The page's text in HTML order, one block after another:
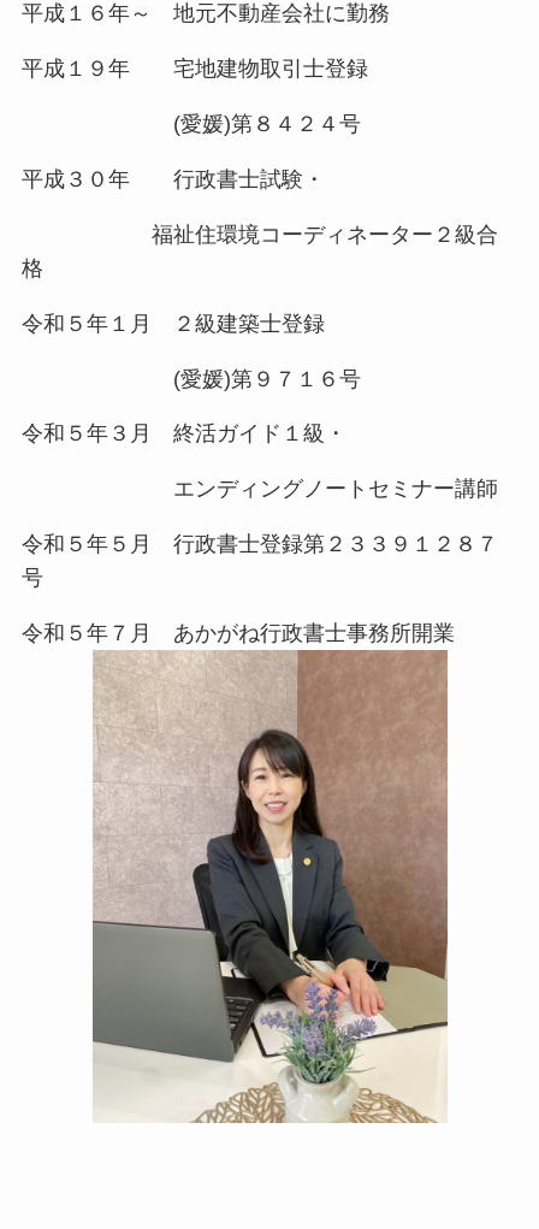
平成１６年～ 地元不動産会社に勤務
平成１９年 宅地建物取引士登録
(愛媛)第８４２４号
平成３０年 行政書士試験・
福祉住環境コーディネーター２級合
格
令和５年１月 ２級建築士登録
(愛媛)第９７１６号
令和５年３月 終活ガイド１級・
エンディングノートセミナー講師
令和５年５月 行政書士登録第２３３９１２８７
号
令和５年７月 あかがね行政書士事務所開業